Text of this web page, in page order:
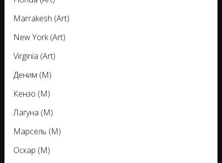
Marrakesh (Art)
New York (Art)
Virginia (Art)
Деним (M)
Кензо (M)
Лагуна (M)
Марсель (M)
Оскар (M)